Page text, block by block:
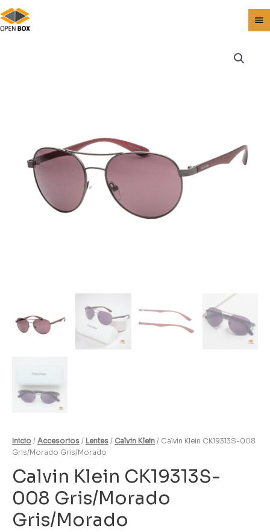
Inicio / Accesorios / Lentes / Calvin Klein / Calvin Klein CK19313S-008
Gris/Morado Gris/Morado
Calvin Klein CK19313S-
008 Gris/Morado
Gris/Morado